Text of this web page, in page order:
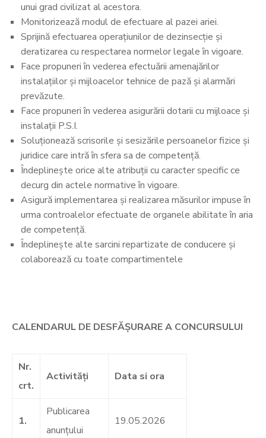
unui grad civilizat al acestora.
Monitorizează modul de efectuare al pazei ariei.
Sprijină efectuarea operațiunilor de dezinsecţie şi
deratizarea cu respectarea normelor legale în vigoare.
Face propuneri în vederea efectuării amenajărilor
instalaţiilor şi mijloacelor tehnice de pază şi alarmări
prevăzute.
Face propuneri în vederea asigurării dotarii cu mijloace şi
instalaţii P.S.I.
Soluţionează scrisorile şi sesizările persoanelor fizice şi
juridice care intră în sfera sa de competenţă.
Îndeplineşte orice alte atribuţii cu caracter specific ce
decurg din actele normative în vigoare.
Asigură implementarea şi realizarea măsurilor impuse în
urma controalelor efectuate de organele abilitate în aria
de competență.
Îndeplinește alte sarcini repartizate de conducere și
colaborează cu toate compartimentele
CALENDARUL DE DESFĂȘURARE A CONCURSULUI
Nr.
crt.
Activităţi Data si ora
1.
Publicarea
anunțului
19.05.2026